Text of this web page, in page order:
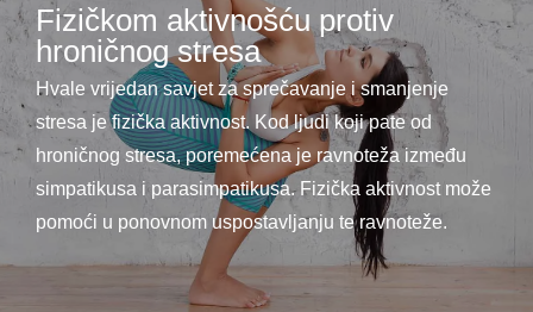
Fizičkom aktivnošću protiv
hroničnog stresa
Hvale vrijedan savjet za sprečavanje i smanjenje
stresa je fizička aktivnost. Kod ljudi koji pate od
hroničnog stresa, poremećena je ravnoteža između
simpatikusa i parasimpatikusa. Fizička aktivnost može
pomoći u ponovnom uspostavljanju te ravnoteže.